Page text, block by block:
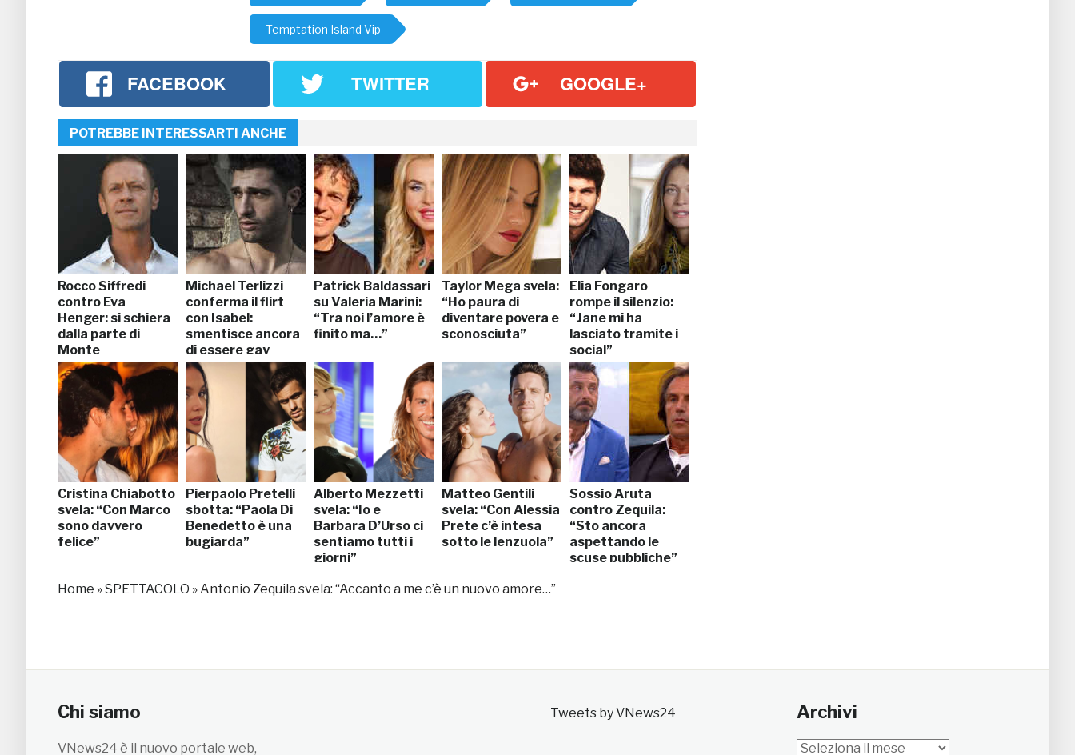
Temptation Island Vip
FACEBOOK TWITTER GOOGLE+
POTREBBE INTERESSARTI ANCHE
Rocco Siffredi
contro Eva
Henger: si schiera
dalla parte di
Monte
Michael Terlizzi
conferma il flirt
con Isabel:
smentisce ancora
di essere gay
Patrick Baldassari
su Valeria Marini:
“Tra noi l’amore è
finito ma…”
Taylor Mega svela:
“Ho paura di
diventare povera e
sconosciuta”
Elia Fongaro
rompe il silenzio:
“Jane mi ha
lasciato tramite i
social”
Cristina Chiabotto
svela: “Con Marco
sono davvero
felice”
Pierpaolo Pretelli
sbotta: “Paola Di
Benedetto è una
bugiarda”
Alberto Mezzetti
svela: “Io e
Barbara D’Urso ci
sentiamo tutti i
giorni”
Matteo Gentili
svela: “Con Alessia
Prete c’è intesa
sotto le lenzuola”
Sossio Aruta
contro Zequila:
“Sto ancora
aspettando le
scuse pubbliche”
Home »SPETTACOLO » Antonio Zequila svela: “Accanto a me c’è un nuovo amore…”
Chi siamo
VNews24 è il nuovo portale web,
Tweets by VNews24 Archivi
Archivi